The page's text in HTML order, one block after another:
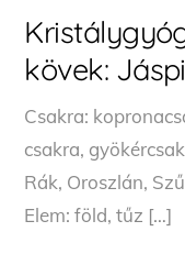
kövek:
Csakra:
csakra,
Rák, Oroszlán,
Elem: föld, tűz […]